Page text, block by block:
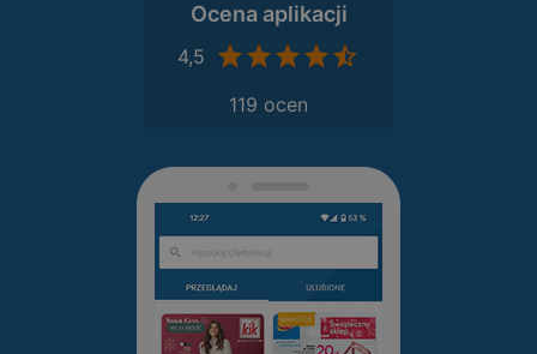
Ocena aplikacji
4,5
119 ocen